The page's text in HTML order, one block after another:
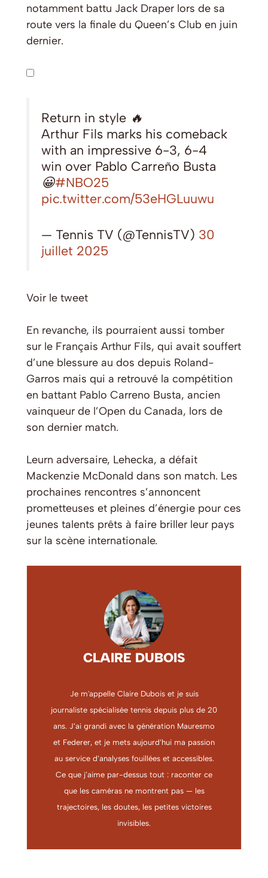
notamment battu Jack Draper lors de sa
route vers la finale du Queen’s Club en juin
dernier.
Return in style 🔥
Arthur Fils marks his comeback
with an impressive 6-3, 6-4
win over Pablo Carreño Busta
😀#NBO25
pic.twitter.com/53eHGLuuwu
— Tennis TV (@TennisTV) 30
juillet 2025
Voir le tweet
En revanche, ils pourraient aussi tomber
sur le Français Arthur Fils, qui avait souffert
d’une blessure au dos depuis Roland-
Garros mais qui a retrouvé la compétition
en battant Pablo Carreno Busta, ancien
vainqueur de l’Open du Canada, lors de
son dernier match.
Leurn adversaire, Lehecka, a défait
Mackenzie McDonald dans son match. Les
prochaines rencontres s’annoncent
prometteuses et pleines d’énergie pour ces
jeunes talents prêts à faire briller leur pays
sur la scène internationale.
CLAIRE DUBOIS
Je m'appelle Claire Dubois et je suis
journaliste spécialisée tennis depuis plus de 20
ans. J’ai grandi avec la génération Mauresmo
et Federer, et je mets aujourd’hui ma passion
au service d’analyses fouillées et accessibles.
Ce que j’aime par-dessus tout : raconter ce
que les caméras ne montrent pas — les
trajectoires, les doutes, les petites victoires
invisibles.